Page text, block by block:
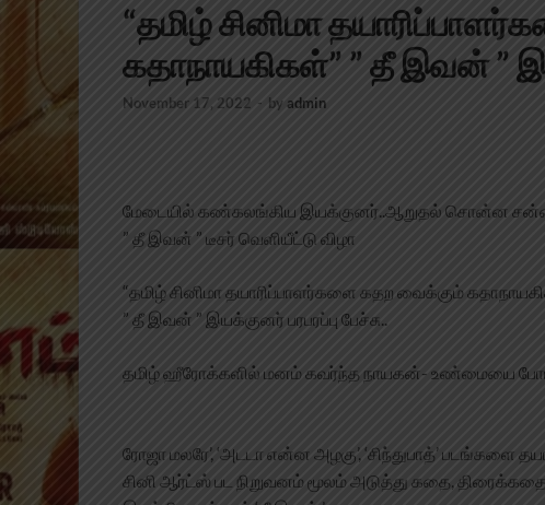
“தமிழ் சினிமா
கதாநாயகிகள்” ” தீ இவன் ”
November 17, 2022 - by admin
மேடையில் கண்கலங்கிய இயக்குனர்..ஆறுதல் சொன்ன
” தீ இவன் ” டீசர் வெளியீட்டு விழா
“தமிழ் சினிமா தயாரிப்பாளர்களை கதற வைக்கும்
” தீ இவன் ” இயக்குனர் பரபரப்பு பேச்சு..
தமிழ் ஹீரோக்களில் மனம் கவர்ந்த நாயகன்- உண்மையை
ரோஜா மலரே’, ‘அடடா என்ன அழகு’, ‘சிந்துபாத்’ படங்களை
சினி ஆர்ட்ஸ் பட நிறுவனம் மூலம் அடுத்து கதை,